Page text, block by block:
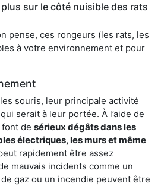
sur le côté nuisible des rats
pense, ces rongeurs (les rats, les
à votre environnement et pour
souris, leur principale activité
serait à leur portée. À l’aide de
de sérieux dégâts dans les
électriques, les murs et même
rapidement être assez
mauvais incidents comme un
gaz ou un incendie peuvent être